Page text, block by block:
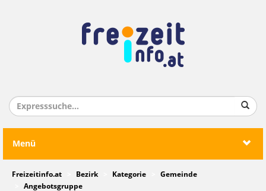
Menü
Freizeitinfo.at Bezirk Kategorie
Gemeinde
Angebotsgruppe